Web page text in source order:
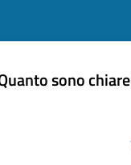
sono